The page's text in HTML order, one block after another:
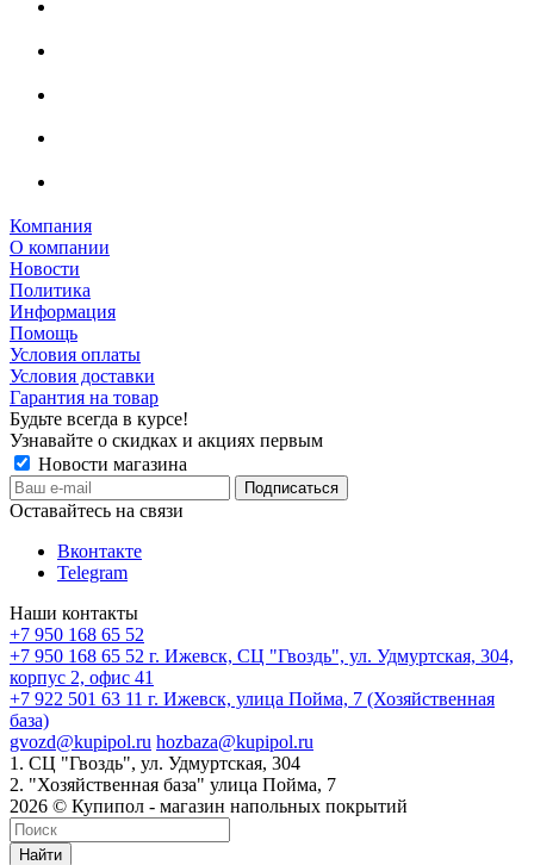
Компания
О компании
Новости
Политика
Информация
Помощь
Условия оплаты
Условия доставки
Гарантия на товар
Будьте всегда в курсе!
Узнавайте о скидках и акциях первым
Новости магазина
Оставайтесь на связи
Вконтакте
Telegram
Наши контакты
+7 950 168 65 52
+7 950 168 65 52 г. Ижевск, СЦ "Гвоздь", ул. Удмуртская, 304,
корпус 2, офис 41
+7 922 501 63 11 г. Ижевск, улица Пойма, 7 (Хозяйственная
база)
gvozd@kupipol.ru hozbaza@kupipol.ru
1. СЦ "Гвоздь", ул. Удмуртская, 304
2. "Хозяйственная база" улица Пойма, 7
2026 © Купипол - магазин напольных покрытий
Найти